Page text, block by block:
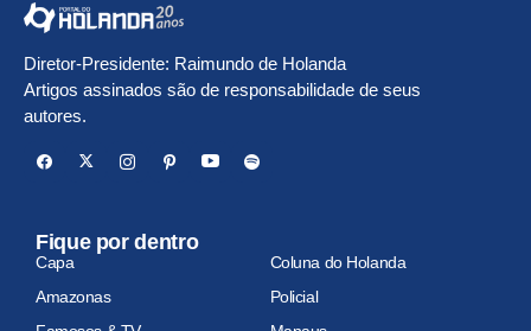
Diretor-Presidente: Raimundo de Holanda
Artigos assinados são de responsabilidade de seus
autores.
Fique por dentro
Capa
Coluna do Holanda
Amazonas
Policial